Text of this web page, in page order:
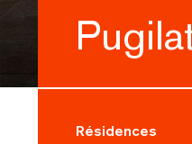
Résidences